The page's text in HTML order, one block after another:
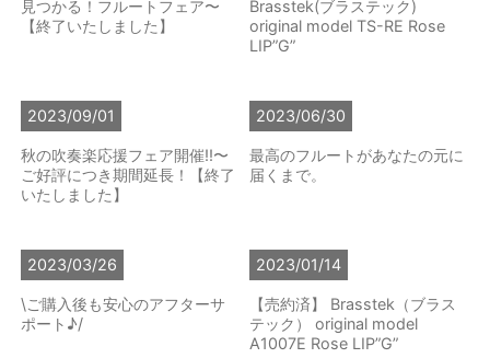
見つかる！フルートフェア〜
【終了いたしました】
Brasstek(ブラステック)
original model TS-RE Rose
LIP”G”
2023/09/01
秋の吹奏楽応援フェア開催!!〜
ご好評につき期間延長！【終了
いたしました】
2023/06/30
最高のフルートがあなたの元に
届くまで。
2023/03/26
\ご購入後も安心のアフターサ
ポート♪/
2023/01/14
【売約済】 Brasstek（ブラス
テック） original model
A1007E Rose LIP”G”